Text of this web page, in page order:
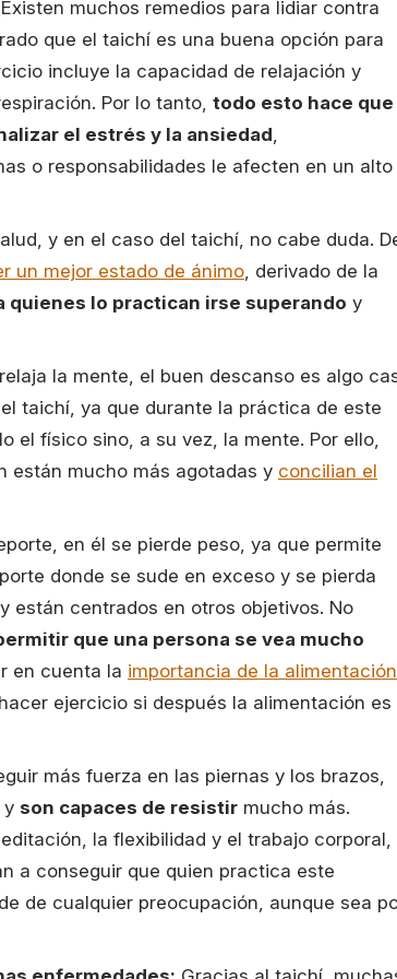
muchos remedios para lidiar contra
que el taichí es una buena opción para
incluye la capacidad de relajación y
Por lo tanto, todo esto hace que
el estrés y la ansiedad
o responsabilidades le afecten en un alto
y en el caso del taichí, no cabe duda.
un mejor estado de ánimo , derivado de la
quienes lo practican irse superando y
la mente, el buen descanso es algo
taichí, ya que durante la práctica de este
el físico sino, a su vez, la mente. Por ello,
están mucho más agotadas y concilian el
en él se pierde peso, ya que permite
donde se sude en exceso y se pierda
están centrados en otros objetivos. No
que una persona se vea mucho
en cuenta la importancia de la alimentación
ejercicio si después la alimentación es
más fuerza en las piernas y los brazos,
y son capaces de resistir mucho más.
la flexibilidad y el trabajo corporal,
a conseguir que quien practica este
de cualquier preocupación, aunque sea